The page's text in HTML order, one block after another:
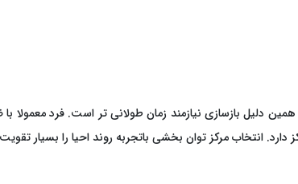
دلیل بازسازی نیازمند زمان طولانی‌ تر است. فرد
انتخاب مرکز توان‌ بخشی باتجربه روند احیا را بسیار